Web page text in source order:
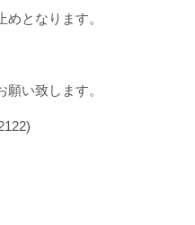
となります。
い致します。